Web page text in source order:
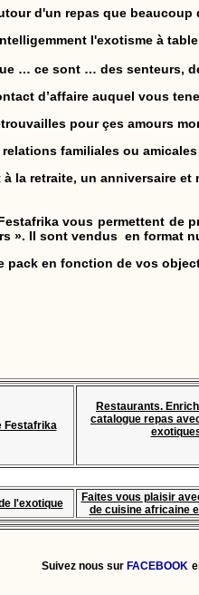
d'un repas que beaucoup
l'exotisme à
… ce sont … des senteurs,
d’affaire auquel vous
pour çes amours
familiales ou
la retraite, un anniversaire et
vous permettent de
». Il sont vendus en format
pack en fonction de vos
Festafrika
Restaurants.
catalogue repas
l'exotique
Faites vous plaisir
de cuisine africaine
Suivez nous sur FACEBOOK